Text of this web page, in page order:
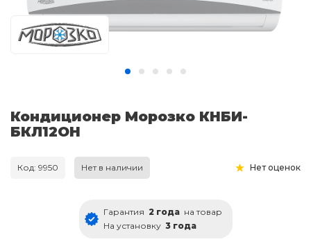
Кондиционер Морозко КНБИ-
БКЛ12ОН
Код: 9950 Нет в наличии Нет оценок
Гарантия 2 года на товар
На установку 3 года